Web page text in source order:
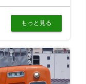
もっと見る